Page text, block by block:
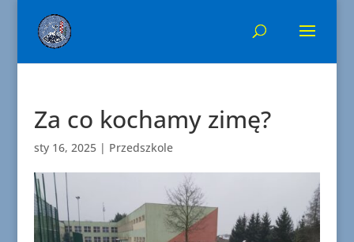
Za co kochamy zimę?
sty 16, 2025| Przedszkole